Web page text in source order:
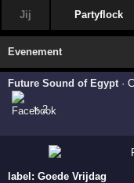
Jij Partyflock
Evenement
Future Sound of Egypt·
× 2
label: Goede Vrijdag